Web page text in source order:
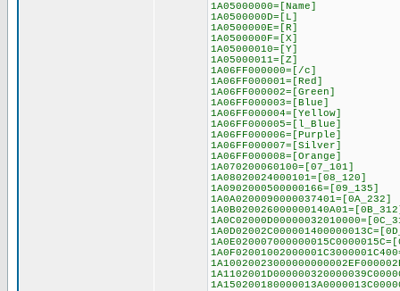
1A05000000=[Name]
1A0500000D=[L]
1A0500000E=[R]
1A0500000F=[X]
1A05000010=[Y]
1A05000011=[Z]
1A06FF000000=[/c]
1A06FF000001=[Red]
1A06FF000002=[Green]
1A06FF000003=[Blue]
1A06FF000004=[Yellow]
1A06FF000005=[l_Blue]
1A06FF000006=[Purple]
1A06FF000007=[Silver]
1A06FF000008=[Orange]
1A070200060100=[07_101]
1A08020024000101=[08_120]
1A0902000500000166=[09_135]
1A0A0200090000037401=[0A_232]